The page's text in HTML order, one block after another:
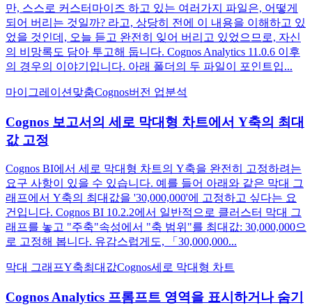
만, 스스로 커스터마이즈 하고 있는 여러가지 파일은, 어떻게
되어 버리는 것일까? 라고, 상당히 전에 이 내용을 이해하고 있
었을 것인데, 오늘 듣고 완전히 잊어 버리고 있었으므로, 자신
의 비망록도 담아 투고해 둡니다. Cognos Analytics 11.0.6 이후
의 경우의 이야기입니다. 아래 폴더의 두 파일이 포인트입...
마이그레이션 맞춤Cognos버전 업분석
Cognos 보고서의 세로 막대형 차트에서 Y축의 최대
값 고정
Cognos BI에서 세로 막대형 차트의 Y축을 완전히 고정하려는
요구 사항이 있을 수 있습니다. 예를 들어 아래와 같은 막대 그
래프에서 Y축의 최대값을 '30,000,000'에 고정하고 싶다는 요
건입니다. Cognos BI 10.2.2에서 일반적으로 클러스터 막대 그
래프를 놓고 "주축"속성에서 "축 범위"를 최대값: 30,000,000으
로 고정해 봅니다. 유감스럽게도, 「30,000,000...
막대 그래프Y축최대값Cognos세로 막대형 차트
Cognos Analytics 프롬프트 영역을 표시하거나 숨기